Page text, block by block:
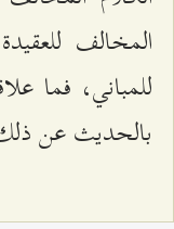
المخالف
للمباني، فما
بالحديث عن